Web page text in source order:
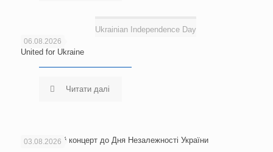
Ukrainian Independence Day
06.08.2026
United for Ukraine
Читати далі
03.08.2026
Благодійний концерт до Дня Незалежності України